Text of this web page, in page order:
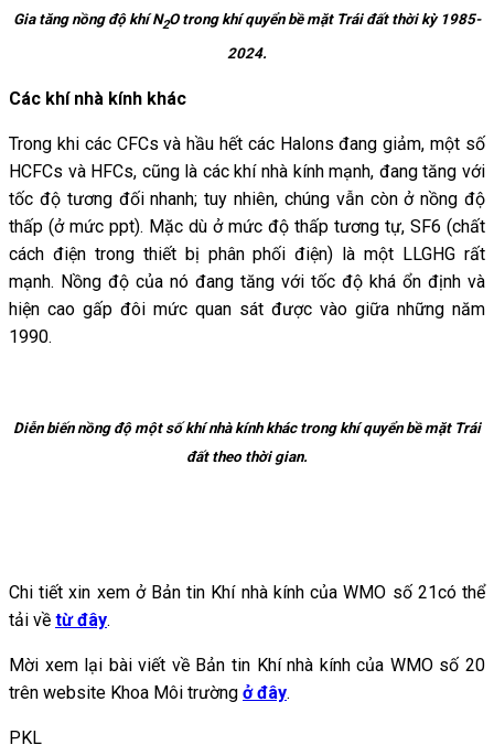
Gia tăng nồng độ khíN2O trong khí quyển bề mặt Trái đất thời kỳ 1985-
2024.
Các khí nhà kính khác
Trong khi các CFCs và hầu hết các Halons đang giảm, một số
HCFCs và HFCs, cũng là các khí nhà kính mạnh, đang tăng với
tốc độ tương đối nhanh; tuy nhiên, chúng vẫn còn ở nồng độ
thấp (ở mức ppt). Mặc dù ở mức độ thấp tương tự, SF6 (chất
cách điện trong thiết bị phân phối điện) là một LLGHG rất
mạnh. Nồng độ của nó đang tăng với tốc độ khá ổn định và
hiện cao gấp đôi mức quan sát được vào giữa những năm
1990.
Diễn biến nồng độ một số khí nhà kính khác trong khí quyển bề mặt Trái
đất theo thời gian.
Chi tiết xin xem ở Bản tin Khí nhà kính của WMO số 21có thể
tải về từ đây.
Mời xem lại bài viết về Bản tin Khí nhà kính của WMO số 20
trên website Khoa Môi trường ở đây.
PKL